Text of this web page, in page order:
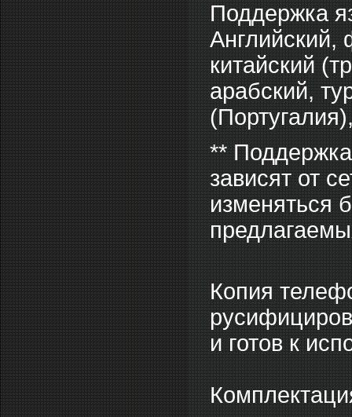
Поддержка
Английский,
китайский
арабский,
**
зависят от
изменяться
Копия
и готов к